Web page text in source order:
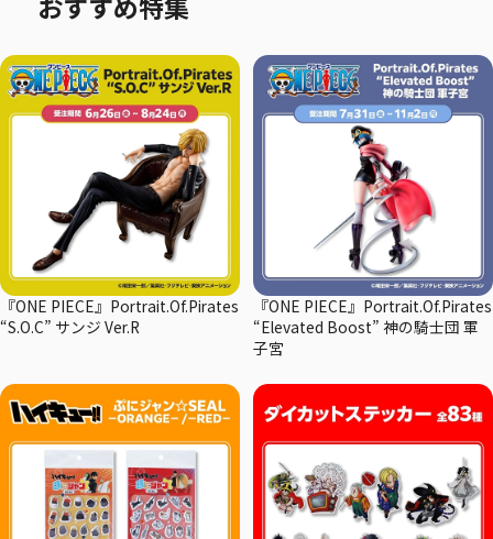
『ONE PIECE』Portrait.Of.Pirates
“S.O.C” サンジ Ver.R
『ONE PIECE』Portrait.Of.Pirates
“Elevated Boost” 神の騎士団 軍
子宮